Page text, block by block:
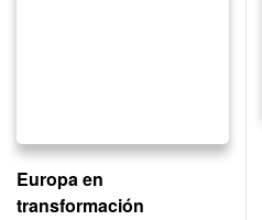
Europa en
transformación